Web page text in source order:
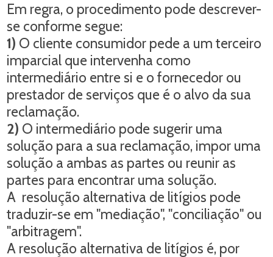
Em regra, o procedimento pode descrever-
se conforme segue:
1) O cliente consumidor pede a um terceiro
imparcial que intervenha como
intermediário entre si e o fornecedor ou
prestador de serviços que é o alvo da sua
reclamação.
2) O intermediário pode sugerir uma
solução para a sua reclamação, impor uma
solução a ambas as partes ou reunir as
partes para encontrar uma solução.
A resolução alternativa de litígios pode
traduzir-se em "mediação", "conciliação" ou
"arbitragem".
A resolução alternativa de litígios é, por